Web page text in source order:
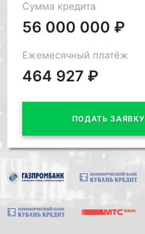
Сумма кредита
56 000 000 ₽
Ежемесячный платёж
464 927 ₽
ПОДАТЬ ЗАЯВКУ